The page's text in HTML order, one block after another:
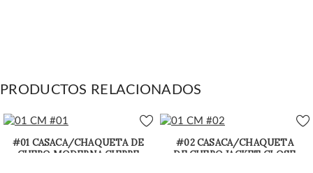
PRODUCTOS RELACIONADOS
#01 CASACA/CHAQUETA DE
CUERO MODERNA CIERRE
#02 CASACA/CHAQUETA
DE CUERO JACKET CLOSE